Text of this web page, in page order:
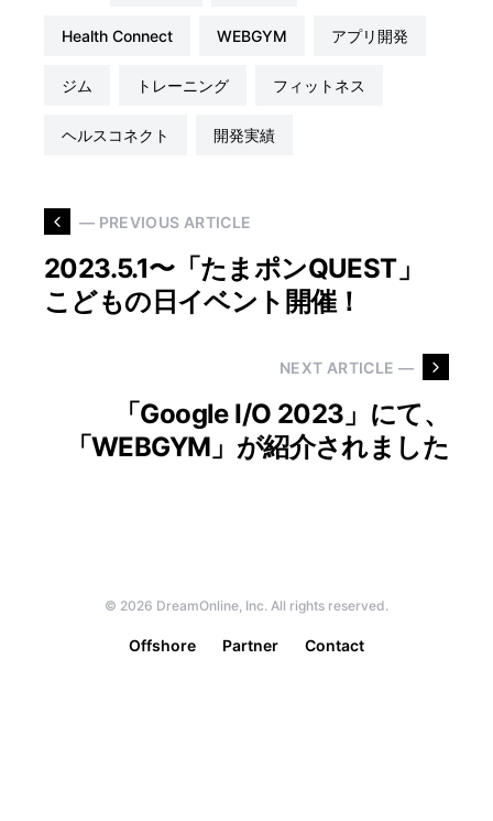
Health Connect WEBGYM アプリ開発
ジム トレーニング フィットネス
ヘルスコネクト 開発実績
— PREVIOUS ARTICLE
2023.5.1〜「たまポンQUEST」
こどもの日イベント開催！
NEXT ARTICLE —
「Google I/O 2023」にて、
「WEBGYM」が紹介されました
© 2026 DreamOnline, Inc. All rights reserved.
Offshore Partner Contact